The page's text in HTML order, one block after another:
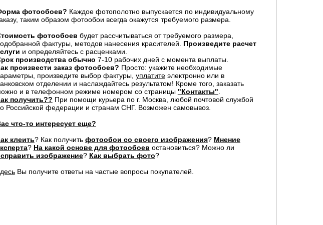
фотообоев? Каждое фотополотно выпускается по индивидуальному
таким образом фотообои всегда окажутся требуемого размера.
фотообоев будет рассчитываться от требуемого размера,
фактуры, методов нанесения красителей. Произведите расчет
и определяйтесь с расценками.
производства обычно 7-10 рабочих дней с момента выплаты.
произвести заказ фотообоев? Просто: укажите необходимые
произведите выбор фактуры, уплатитеэлектронно или в
отделении и наслаждайтесь результатом! Кроме того, заказать
и в телефонном режиме номером со страницы "Контакты"
получить?? При помощи курьера по г. Москва, любой почтовой службой
Российской федерации и странам СНГ. Возможен самовывоз.
что-то интересует еще?
клеить? Как получить фотообои со своего изображения? Мнение
? На какой основе для фотообоев остановиться? Можно ли
изображение? Как выбрать фото?
Вы получите ответы на частые вопросы покупателей.